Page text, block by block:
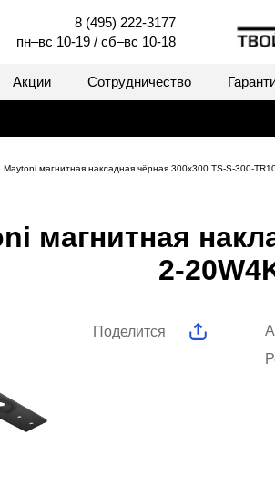
8 (495) 222-3177
пн–вс 10-19 / сб–вс 10-18
Акции Сотрудничество
Maytoni магнитная накладная чёрная 300x300 TS-S-300-
магнитная
2-
Поделится